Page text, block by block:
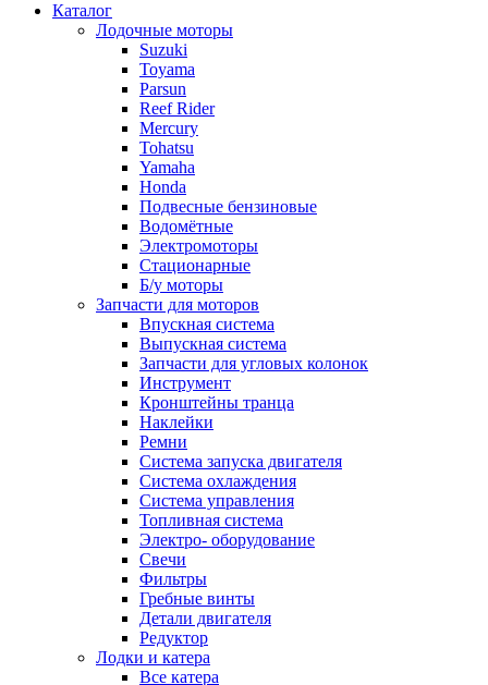
Каталог
Лодочные моторы
Suzuki
Toyama
Parsun
Reef Rider
Mercury
Tohatsu
Yamaha
Honda
Подвесные бензиновые
Водомётные
Электромоторы
Стационарные
Б/у моторы
Запчасти для моторов
Впускная система
Выпускная система
Запчасти для угловых колонок
Инструмент
Кронштейны транца
Наклейки
Ремни
Система запуска двигателя
Система охлаждения
Система управления
Топливная система
Электро- оборудование
Свечи
Фильтры
Гребные винты
Детали двигателя
Редуктор
Лодки и катера
Все катера